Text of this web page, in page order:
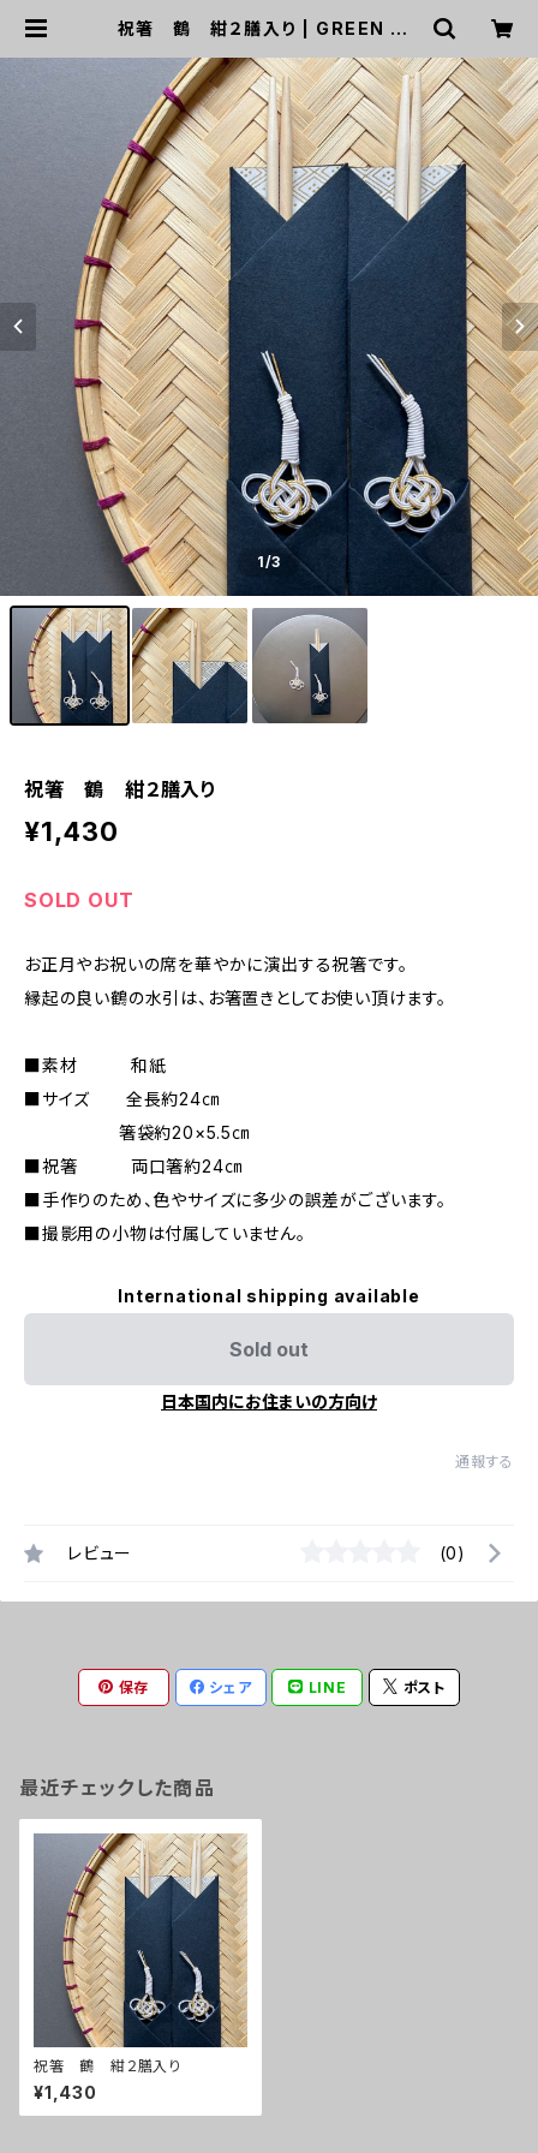
祝箸 鶴 紺２膳入り | GREEN DO
1/3
祝箸 鶴 紺２膳入り
¥1,430
SOLD OUT
お正月やお祝いの席を華やかに演出する祝箸です。
縁起の良い鶴の水引は、お箸置きとしてお使い頂けます。
■素材 和紙
■サイズ 全長約24㎝
箸袋約20×5.5㎝
■祝箸 両口箸約24㎝
■手作りのため、色やサイズに多少の誤差がございます。
■撮影用の小物は付属していません。
International shipping available
Sold out
日本国内にお住まいの方向け
通報する
レビュー (0)
保存 シェア LINE ポスト
最近チェックした商品
祝箸 鶴 紺２膳入り
¥1,430